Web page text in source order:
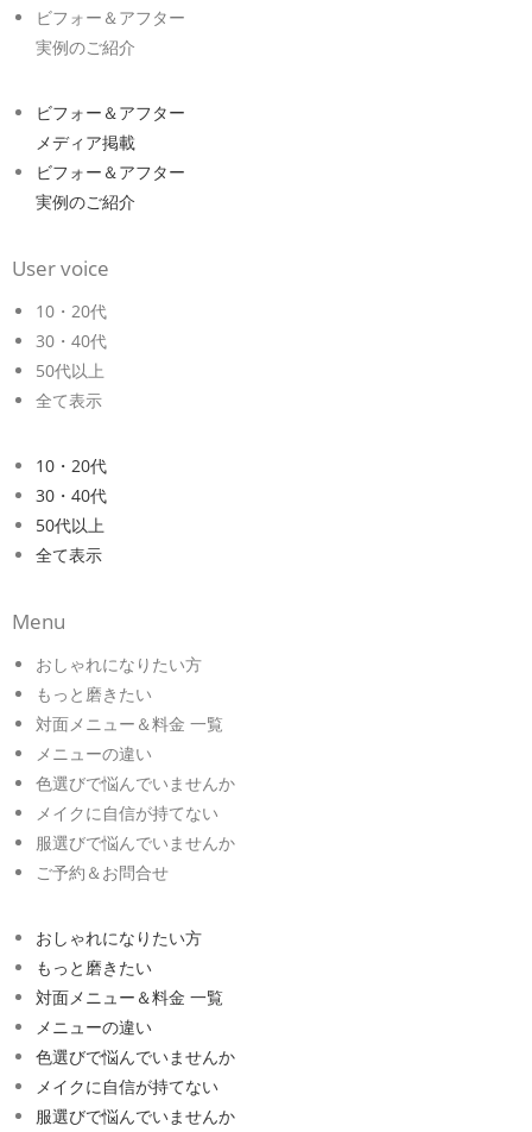
ビフォー＆アフター
実例のご紹介
ビフォー＆アフター
メディア掲載
ビフォー＆アフター
実例のご紹介
User voice
10・20代
30・40代
50代以上
全て表示
10・20代
30・40代
50代以上
全て表示
Menu
おしゃれになりたい方
もっと磨きたい
対面メニュー＆料金 一覧
メニューの違い
色選びで悩んでいませんか
メイクに自信が持てない
服選びで悩んでいませんか
ご予約＆お問合せ
おしゃれになりたい方
もっと磨きたい
対面メニュー＆料金 一覧
メニューの違い
色選びで悩んでいませんか
メイクに自信が持てない
服選びで悩んでいませんか